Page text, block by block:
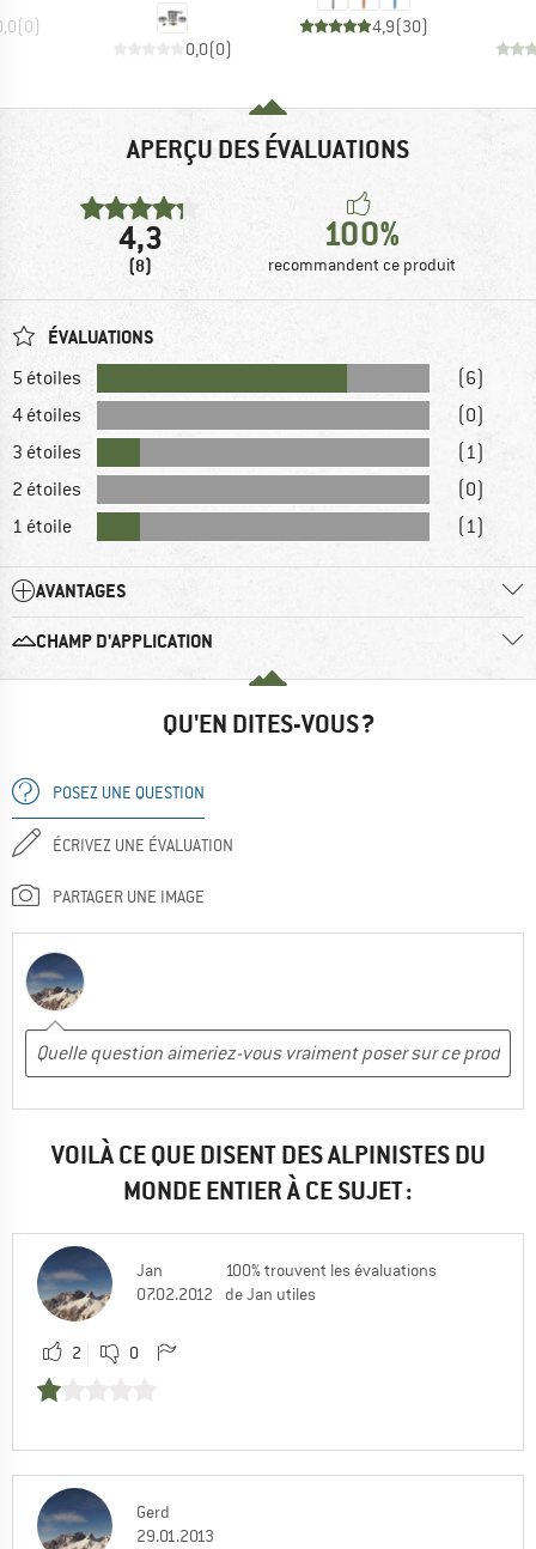
(0)
0,0(0)
4,9(30)
APERÇU DES ÉVALUATIONS
4,3
(8)
100%
recommandent ce produit
ÉVALUATIONS
5 étoiles
(6)
4 étoiles
(0)
3 étoiles
(1)
2 étoiles
(0)
1 étoile
(1)
AVANTAGES
CHAMP D'APPLICATION
QU'EN DITES-VOUS ?
POSEZ UNE QUESTION
ÉCRIVEZ UNE ÉVALUATION
PARTAGER UNE IMAGE
VOILÀ CE QUE DISENT DES ALPINISTES DU
MONDE ENTIER À CE SUJET :
Jan
07.02.2012
100% trouvent les évaluations
de Jan utiles
2 0
Gerd
29.01.2013